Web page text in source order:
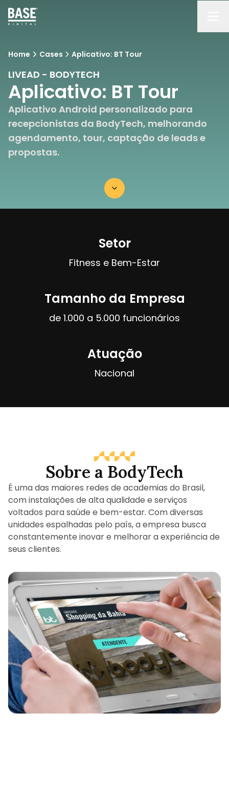
Home Cases Aplicativo: BT Tour
LIVEAD - BODYTECH
Aplicativo: BT Tour
Aplicativo Android personalizado para
recepcionistas da BodyTech, melhorando
agendamento, tour, captação de leads e
propostas.
Setor
Fitness e Bem-Estar
Tamanho da Empresa
de 1.000 a 5.000 funcionários
Atuação
Nacional
Sobre a BodyTech
É uma das maiores redes de academias do Brasil,
com instalações de alta qualidade e serviços
voltados para saúde e bem-estar. Com diversas
unidades espalhadas pelo país, a empresa busca
constantemente inovar e melhorar a experiência de
seus clientes.